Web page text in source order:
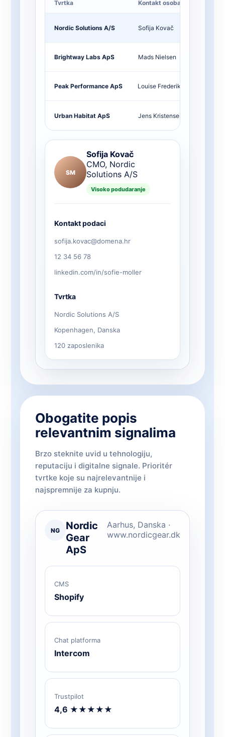
Tvrtka Kontakt osoba
Nordic Solutions A/S Sofija Kovač
Brightway Labs ApS Mads Nielsen
Peak Performance ApS Louise Frederiksen
Urban Habitat ApS Jens Kristensen
SM
Sofija Kovač
CMO, Nordic
Solutions A/S
Visoko podudaranje
Kontakt podaci
sofija.kovac@domena.hr
12 34 56 78
linkedin.com/in/sofie-moller
Tvrtka
Nordic Solutions A/S
Kopenhagen, Danska
120 zaposlenika
Obogatite popis
relevantnim signalima
Brzo steknite uvid u tehnologiju,
reputaciju i digitalne signale. Prioritér
tvrtke koje su najrelevantnije i
najspremnije za kupnju.
NG
Nordic
Gear
ApS
Aarhus, Danska ·
www.nordicgear.dk
CMS
Shopify
Chat platforma
Intercom
Trustpilot
4,6 ★★★★★